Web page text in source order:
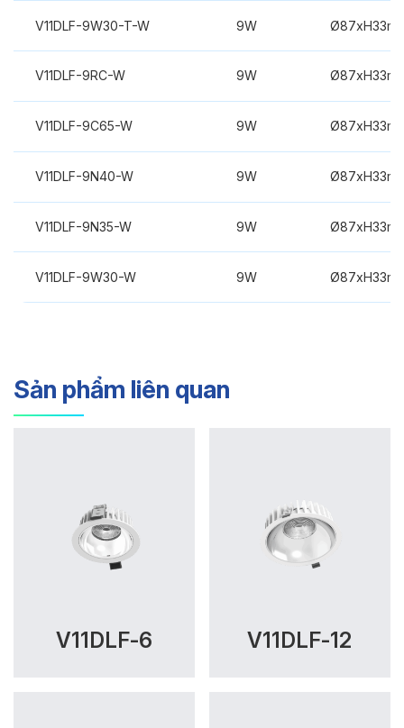
V11DLF-9W30-T-W 9W
V11DLF-9RC-W 9W
V11DLF-9C65-W 9W
V11DLF-9N40-W 9W
V11DLF-9N35-W 9W
V11DLF-9W30-W 9W
Sản phẩm liên quan
V11DLF-6 V11DLF-12